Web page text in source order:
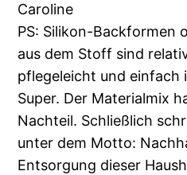
Caroline
PS: Silikon-Backformen
aus dem Stoff sind
pflegeleicht und einfach
Super. Der Materialmix
Nachteil. Schließlich
unter dem Motto:
Entsorgung dieser